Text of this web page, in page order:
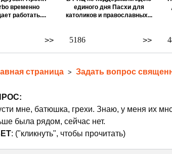
временно
работать....
>>
единого дня Пасхи для
католиков и православных...
>>
5186
страница > Задать вопрос
мне, батюшка, грехи. Знаю, у меня их
была рядом, сейчас нет.
: ("кликнуть", чтобы прочитать)